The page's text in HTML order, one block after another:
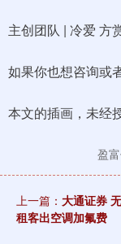
主创团队 | 冷爱 方
如果你也想咨询或
本文的插画，未经
盈
上一篇： 大通证券
租客出空调加氟费